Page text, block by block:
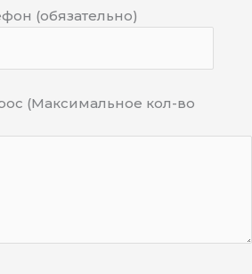
(обязательно)
(Максимальное кол-во